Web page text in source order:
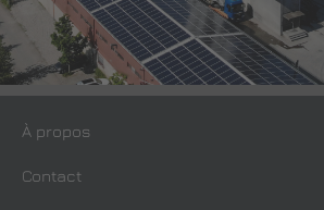
À propos
Contact